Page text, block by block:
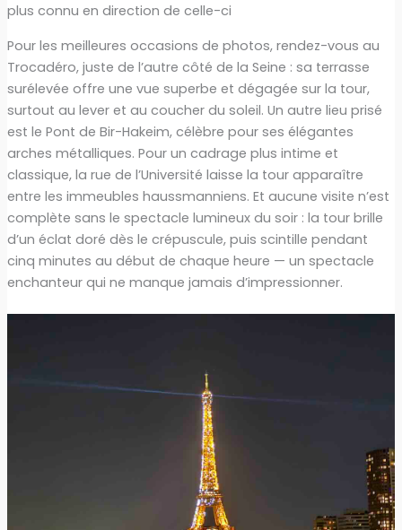
plus connu en direction de celle-ci
Pour les meilleures occasions de photos, rendez-vous au
Trocadéro, juste de l’autre côté de la Seine : sa terrasse
surélevée offre une vue superbe et dégagée sur la tour,
surtout au lever et au coucher du soleil. Un autre lieu prisé
est le Pont de Bir-Hakeim, célèbre pour ses élégantes
arches métalliques. Pour un cadrage plus intime et
classique, la rue de l’Université laisse la tour apparaître
entre les immeubles haussmanniens. Et aucune visite n’est
complète sans le spectacle lumineux du soir : la tour brille
d’un éclat doré dès le crépuscule, puis scintille pendant
cinq minutes au début de chaque heure — un spectacle
enchanteur qui ne manque jamais d’impressionner.